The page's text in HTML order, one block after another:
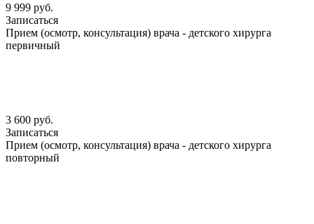
9 999 руб.
Записаться
Прием (осмотр, консультация) врача - детского хирурга
первичный
3 600 руб.
Записаться
Прием (осмотр, консультация) врача - детского хирурга
повторный